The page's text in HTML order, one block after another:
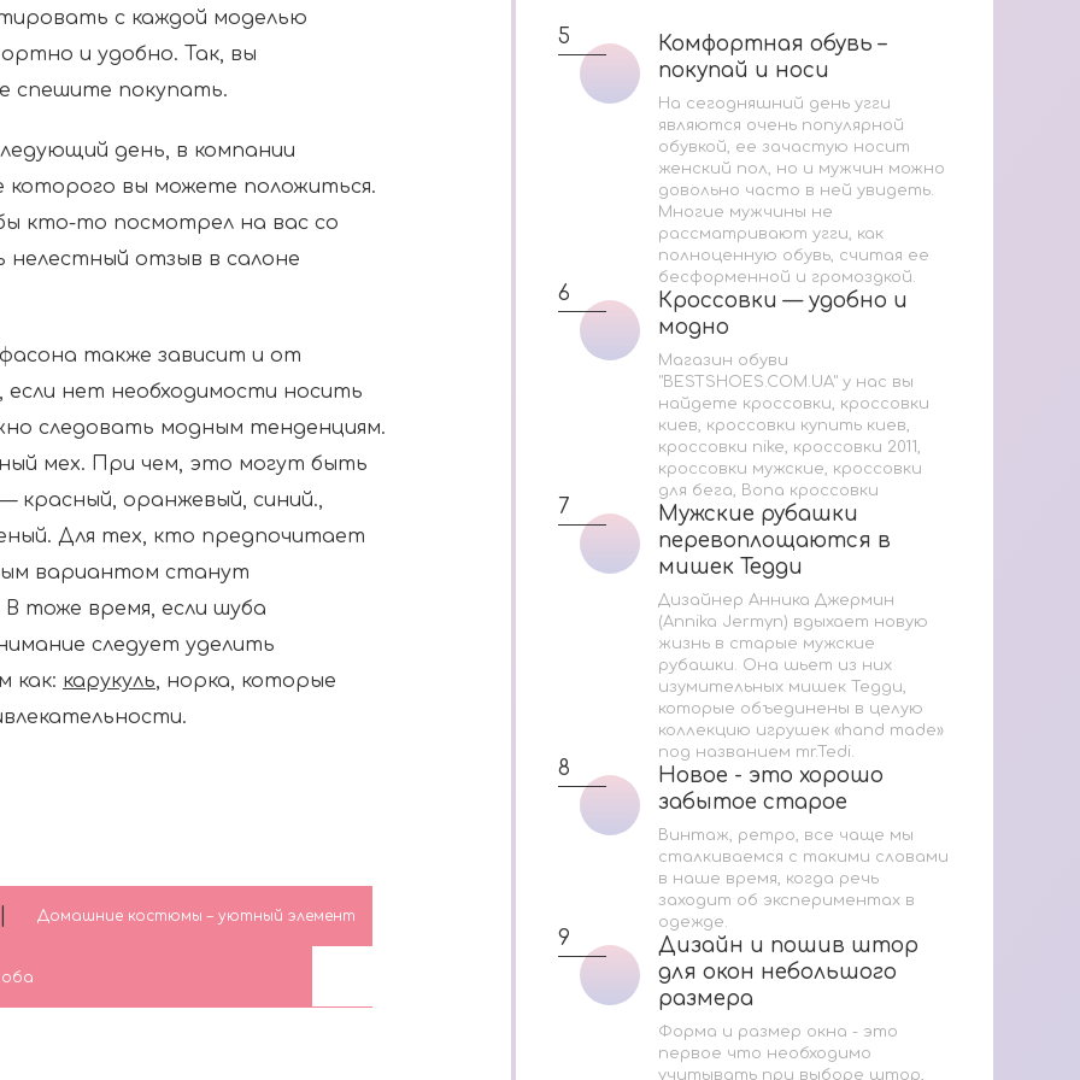
с каждой моделью
и удобно. Так, вы
спешите покупать.
день, в компании
которого вы можете положиться.
кто-то посмотрел на вас со
нелестный отзыв в салоне
также зависит и от
нет необходимости носить
следовать модным тенденциям.
мех. При чем, это могут быть
красный, оранжевый, синий.,
Для тех, кто предпочитает
вариантом станут
тоже время, если шуба
следует уделить
как: карукуль, норка, которые
Домашние костюмы – уютный элемент
5
Комфортная обувь –
покупай и носи
Комфортная обувь –
покупай и носи
На сегодняшний день угги
являются очень популярной
обувкой, ее зачастую носит
женский пол, но и мужчин можно
довольно часто в ней увидеть.
Многие мужчины не
рассматривают угги, как
полноценную обувь, считая ее
бесформенной и громоздкой.
6
Кроссовки — удобно и
модно
Кроссовки — удобно и
модно
Магазин обуви
"BESTSHOES.COM.UA" у нас вы
найдете кроссовки, кроссовки
киев, кроссовки купить киев,
кроссовки nike, кроссовки 2011,
кроссовки мужские, кроссовки
для бега, Bona кроссовки
7
Мужские рубашки
перевоплощаются в
мишек Тедди
Мужские рубашки
перевоплощаются в
мишек Тедди
Дизайнер Анника Джермин
(Annika Jermyn) вдыхает новую
жизнь в старые мужские
рубашки. Она шьет из них
изумительных мишек Тедди,
которые объединены в целую
коллекцию игрушек «hand made»
под названием mr.Tedi.
8
Новое - это хорошо
забытое старое
Новое - это хорошо
забытое старое
Винтаж, ретро, все чаще мы
сталкиваемся с такими словами
в наше время, когда речь
заходит об экспериментах в
одежде.
9
Дизайн и пошив штор
для окон небольшого
размера
Дизайн и пошив штор
для окон небольшого
размера
Форма и размер окна - это
первое что необходимо
учитывать при выборе штор,